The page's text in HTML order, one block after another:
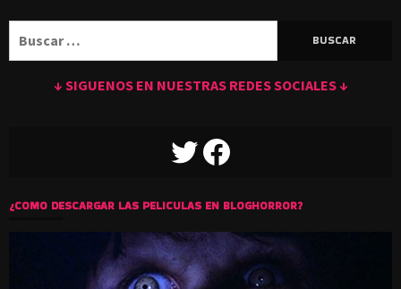
↓ SIGUENOS EN NUESTRAS REDES SOCIALES ↓
TWITTERFACEBOOK
¿COMO DESCARGAR LAS PELICULAS EN BLOGHORROR?